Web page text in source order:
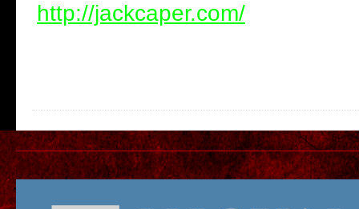
http://jackcaper.com/